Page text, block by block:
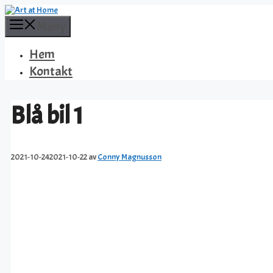
Hoppa
till
innehåll
Hem
Kontakt
Blå bil 1
2021-10-242021-10-22avConny Magnusson